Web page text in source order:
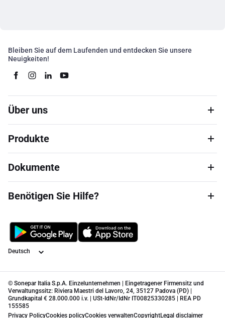
Bleiben Sie auf dem Laufenden und entdecken Sie unsere
Neuigkeiten!
Über uns
Produkte
Dokumente
Benötigen Sie Hilfe?
Sprache
© Sonepar Italia S.p.A. Einzelunternehmen | Eingetragener Firmensitz und
Verwaltungssitz: Riviera Maestri del Lavoro, 24, 35127 Padova (PD) |
Grundkapital € 28.000.000 i.v. | USt-IdNr/IdNr IT00825330285 | REA PD
155585
Privacy PolicyCookies policyCookies verwaltenCopyrightLegal disclaimer